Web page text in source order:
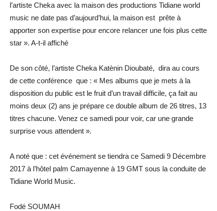
l’artiste Cheka avec la maison des productions Tidiane world
music ne date pas d’aujourd’hui, la maison est prête à
apporter son expertise pour encore relancer une fois plus cette
star ». A-t-il affiché
De son côté, l’artiste Cheka Katènin Dioubaté, dira au cours
de cette conférence que : « Mes albums que je mets à la
disposition du public est le fruit d’un travail difficile, ça fait au
moins deux (2) ans je prépare ce double album de 26 titres, 13
titres chacune. Venez ce samedi pour voir, car une grande
surprise vous attendent ».
A noté que : cet événement se tiendra ce Samedi 9 Décembre
2017 à l’hôtel palm Camayenne à 19 GMT sous la conduite de
Tidiane World Music.
Fodé SOUMAH